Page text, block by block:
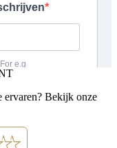
ervaren? Bekijk onze